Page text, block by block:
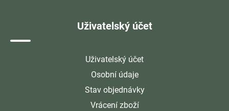
Uživatelský účet
Uživatelský účet
Osobní údaje
Stav objednávky
Vrácení zboží